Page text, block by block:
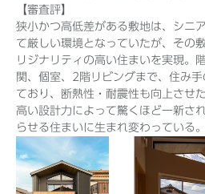
【審査評】
狭小かつ高低差がある敷地は、シニ
て厳しい環境となっていたが、その
リジナリティの高い住まいを実現。
関、個室、2階リビングまで、住み
ており、断熱性・耐震性も向上させ
高い設計力によって驚くほど一新さ
らせる住まいに生まれ変わっている。